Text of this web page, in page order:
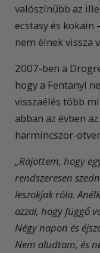
valószínűbb az
ecstasy és kokain
nem élnek vissza
2007-ben a
hogy a Fentanyl
visszaélés több
abban az évben
harmincszor-
„Rájöttem, hogy
rendszeresen
leszokjak róla.
azzal, hogy függő
Négy napon és
Nem aludtam, és